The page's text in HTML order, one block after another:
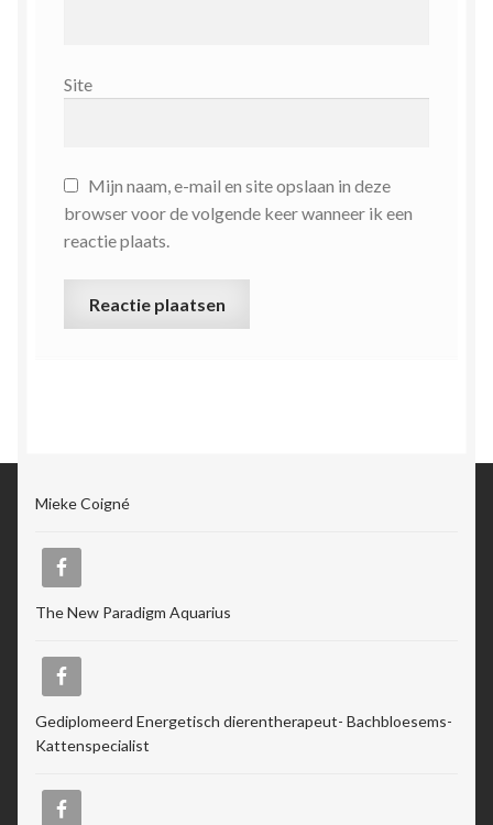
Site
Mijn naam, e-mail en site opslaan in deze
browser voor de volgende keer wanneer ik een
reactie plaats.
Mieke Coigné
The New Paradigm Aquarius
Gediplomeerd Energetisch dierentherapeut- Bachbloesems-
Kattenspecialist